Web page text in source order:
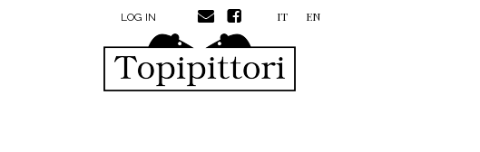
Skip to main contentMENU PROFILO UTENTE
LOG IN IT EN